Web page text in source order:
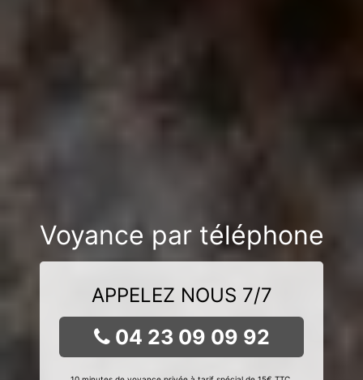
Voyance par téléphone
APPELEZ NOUS 7/7
04 23 09 09 92